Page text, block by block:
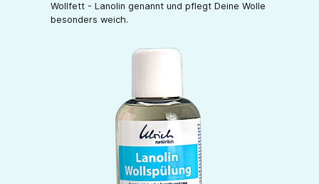
Wollfett - Lanolin genannt und pflegt Deine Wolle
besonders weich.